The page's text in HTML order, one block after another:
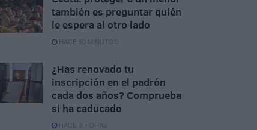
también es preguntar quién
le espera al otro lado
HACE 60 MINUTOS
¿Has renovado tu
inscripción en el padrón
cada dos años? Comprueba
si ha caducado
HACE 3 HORAS